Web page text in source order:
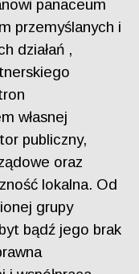
panaceum
przemyślanych i
działań ,
własnej
publiczny,
oraz
lokalna. Od
grupy
bądź jego brak